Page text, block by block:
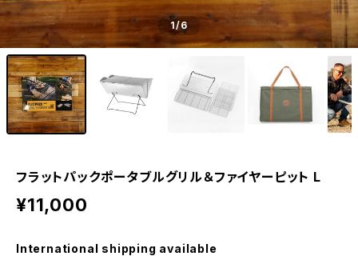
1/6
フラットパックポータブルグリル＆ファイヤーピット L
¥11,000
International shipping available